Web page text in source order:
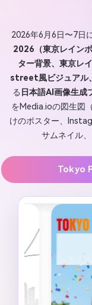
2026年6月6日〜7日
2026（東京レイン
ター背景、東京レ
street風ビジュアル
る 日本語AI画像生成
をMedia.ioの図生図
けのポスター、
サムネイル
Tokyo